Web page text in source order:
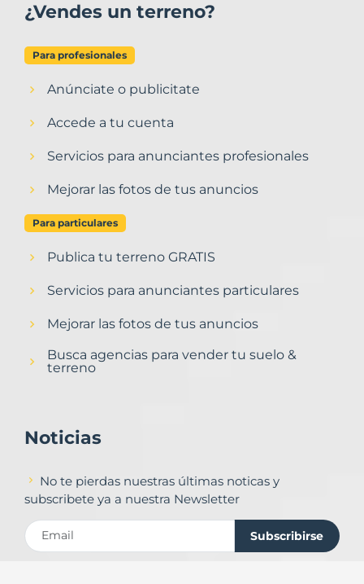
¿Vendes un terreno?
Para profesionales
Anúnciate o publicitate
Accede a tu cuenta
Servicios para anunciantes profesionales
Mejorar las fotos de tus anuncios
Para particulares
Publica tu terreno GRATIS
Servicios para anunciantes particulares
Mejorar las fotos de tus anuncios
Busca agencias para vender tu suelo &
terreno
Noticias
No te pierdas nuestras últimas noticas y
subscribete ya a nuestra Newsletter
Subscribirse